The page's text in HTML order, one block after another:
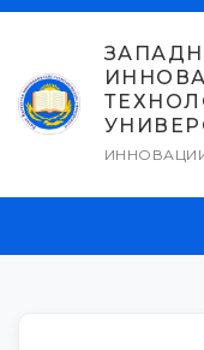
Перейти
содержимому